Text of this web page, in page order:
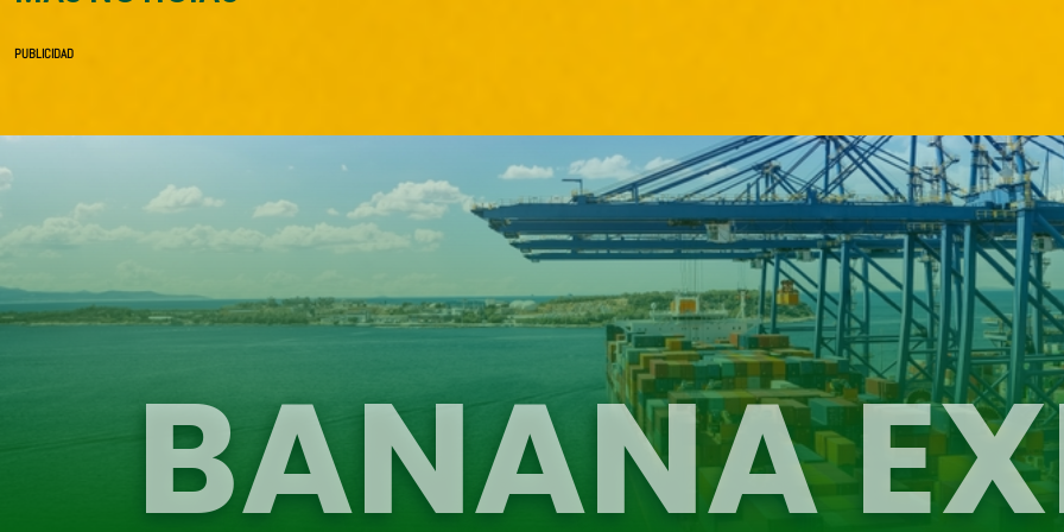
PUBLICIDAD
BANANA